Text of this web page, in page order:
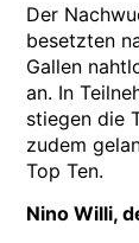
Der
besetzten
Gallen
an. In
stiegen die
zudem
Top Ten.
Nino Willi,